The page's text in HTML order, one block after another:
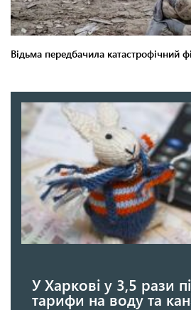
У Харкові у 3,5 рази
тарифи на воду та